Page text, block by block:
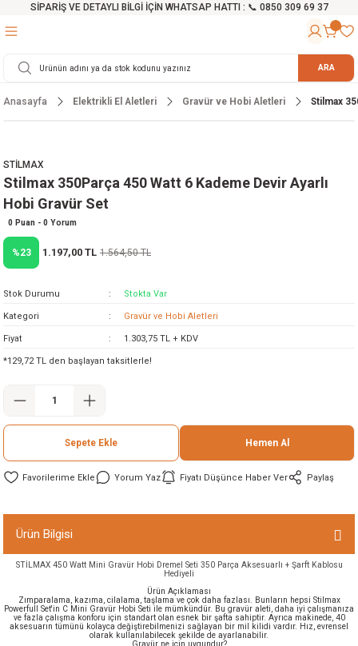
SİPARİŞ VE DETAYLI BİLGİ İÇİN WHATSAP HATTI : 📞 0850 309 69 37
Testereler
Makinesi
Testereler
Cihazları
Mikser
ve Arabalar
Malzemeleri ARA
Anasayfa Elektrikli El Aletleri Gravür ve Hobi Aletleri Stilmax
STİLMAX
Stilmax 350Parça 450 Watt 6 Kademe Devir Ayarlı
Hobi Gravür Set
0 Puan - 0 Yorum
%23 1.197,00 TL 1.564,50 TL
Stok Durumu Stokta Var
Kategori Gravür ve Hobi Aletleri
Fiyat 1.303,75 TL + KDV
*129,72 TL den başlayan taksitlerle!
Sepete Ekle Hemen Al
Yorum Yaz Fiyatı Düşünce Haber Ver Paylaş
Ürün Bilgisi
STİLMAX 450 Watt Mini Gravür Hobi Dremel Seti 350 Parça Aksesuarlı + Şarft Kablosu
Hediyeli
Ürün Açıklaması
Zımparalama, kazıma, cilalama, taşlama ve çok daha fazlası. Bunların hepsi Stilmax
Powerfull Set'in C Mini Gravür Hobi Seti ile mümkündür. Bu gravür aleti, daha iyi çalışmanıza
ve fazla çalışma konforu için standart olan esnek bir şafta sahiptir. Ayrıca makinede, 40
aksesuarın tümünü kolayca değiştirebilmenizi sağlayan bir mil kilidi vardır. Hız, evrensel
olarak kullanılabilecek şekilde de ayarlanabilir.
Gravür ne için uygundur?